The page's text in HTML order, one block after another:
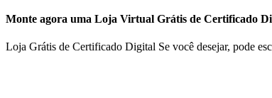
Monte agora uma Loja Virtual Grátis de Certificado
Loja Grátis de Certificado Digital Se você desejar, pode